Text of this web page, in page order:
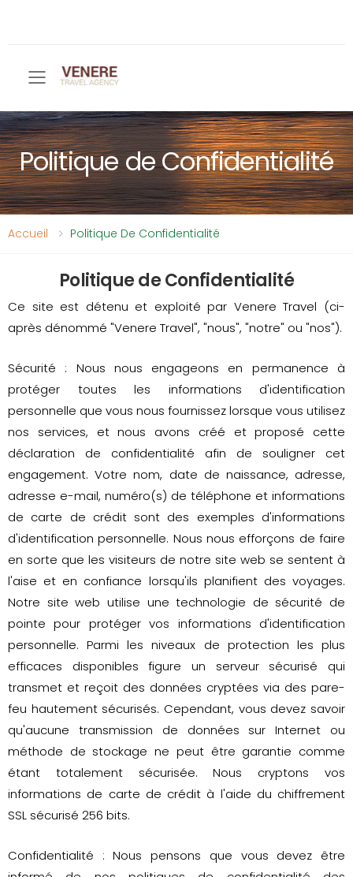
Toggle mobile menu
Politique de Confidentialité
Accueil Politique De Confidentialité
Politique de Confidentialité
Ce site est détenu et exploité par Venere Travel (ci-
après dénommé "Venere Travel", "nous", "notre" ou "nos").
Sécurité : Nous nous engageons en permanence à
protéger toutes les informations d'identification
personnelle que vous nous fournissez lorsque vous utilisez
nos services, et nous avons créé et proposé cette
déclaration de confidentialité afin de souligner cet
engagement. Votre nom, date de naissance, adresse,
adresse e-mail, numéro(s) de téléphone et informations
de carte de crédit sont des exemples d'informations
d'identification personnelle. Nous nous efforçons de faire
en sorte que les visiteurs de notre site web se sentent à
l'aise et en confiance lorsqu'ils planifient des voyages.
Notre site web utilise une technologie de sécurité de
pointe pour protéger vos informations d'identification
personnelle. Parmi les niveaux de protection les plus
efficaces disponibles figure un serveur sécurisé qui
transmet et reçoit des données cryptées via des pare-
feu hautement sécurisés. Cependant, vous devez savoir
qu'aucune transmission de données sur Internet ou
méthode de stockage ne peut être garantie comme
étant totalement sécurisée. Nous cryptons vos
informations de carte de crédit à l'aide du chiffrement
SSL sécurisé 256 bits.
Confidentialité : Nous pensons que vous devez être